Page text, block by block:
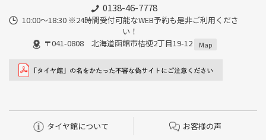
0138-46-7778
10:00～18:30 ※24時間受付可能なWEB予約も是非ご利用くださ
い！
〒041-0808 北海道函館市桔梗2丁目19-12
Map
タイヤ館について お客様の声